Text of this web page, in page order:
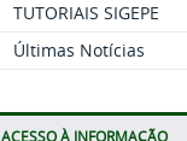
TUTORIAIS SIGEPE
Últimas Notícias
ACESSO À INFORMAÇÃO